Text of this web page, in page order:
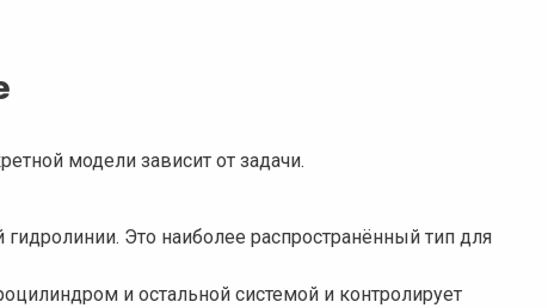
модели зависит от задачи.
Это наиболее распространённый тип для
и остальной системой и контролирует